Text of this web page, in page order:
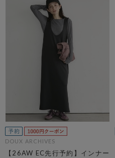
DOUX ARCHIVES
【26AW EC先行予約】インナー